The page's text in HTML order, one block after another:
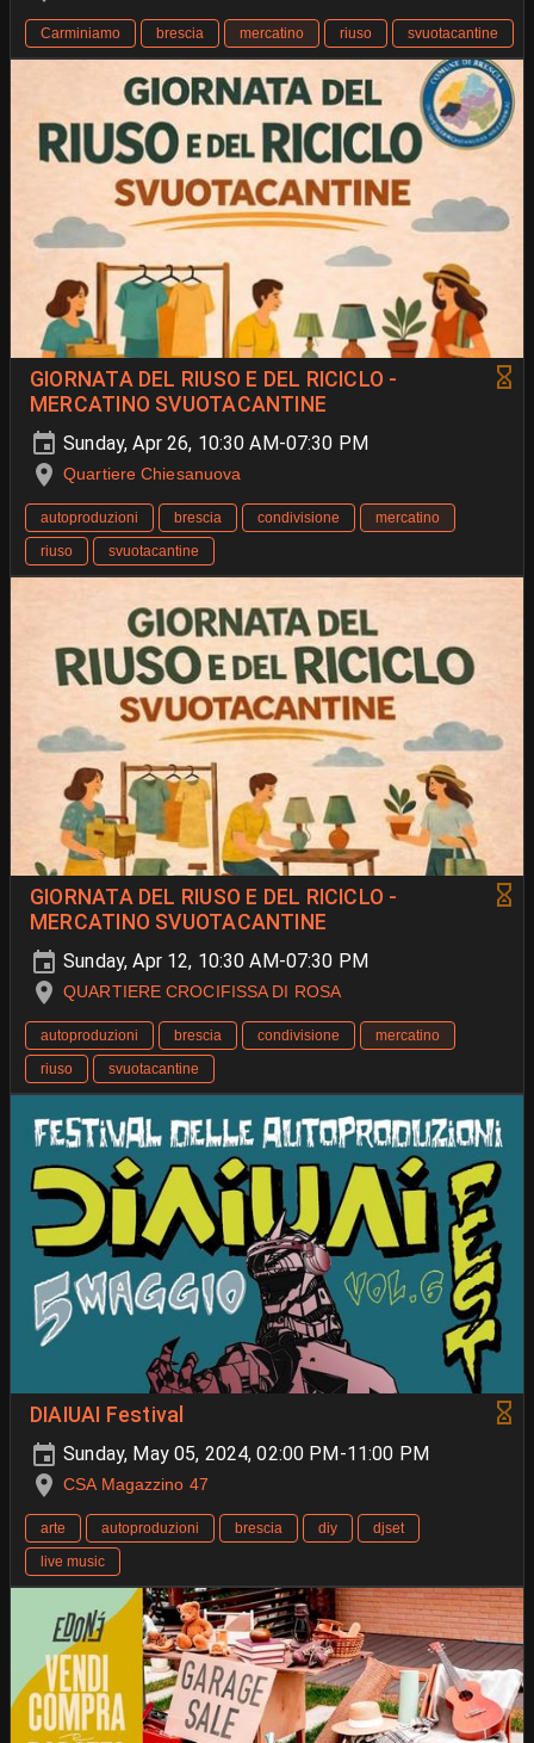
Carminiamo brescia mercatino riuso svuotacantine
GIORNATA DEL RIUSO E DEL RICICLO -
MERCATINO SVUOTACANTINE
Sunday, Apr 26, 10:30 AM-07:30 PM
Quartiere Chiesanuova
autoproduzioni brescia condivisione
mercatino
riuso
svuotacantine
GIORNATA DEL RIUSO E DEL RICICLO -
MERCATINO SVUOTACANTINE
Sunday, Apr 12, 10:30 AM-07:30 PM
QUARTIERE CROCIFISSA DI ROSA
autoproduzioni brescia condivisione
mercatino
riuso
svuotacantine
DIAIUAI Festival
Sunday, May 05, 2024, 02:00 PM-11:00 PM
CSA Magazzino 47
arte autoproduzioni brescia diy
djset
live music